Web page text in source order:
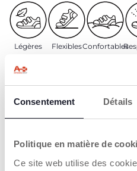
Consentement Détails
Politique en matière de
Ce site web utilise des
Légères FlexiblesConfortables
Conçues en Semelle
DÉTAILS DU PRODUIT